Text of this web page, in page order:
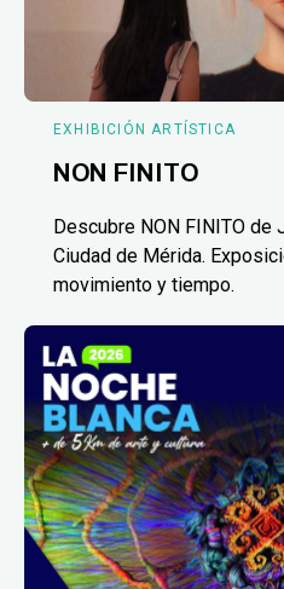
EXHIBICIÓN ARTÍSTICA
NON FINITO
Descubre NON FINITO de
Ciudad de Mérida.
movimiento y tiempo.